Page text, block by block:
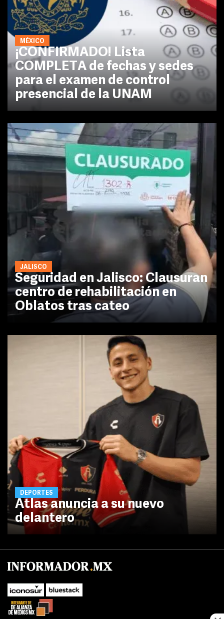
MÉXICO
¡CONFIRMADO! Lista
COMPLETA de fechas y sedes
para el examen de control
presencial de la UNAM
JALISCO
Seguridad en Jalisco: Clausuran
centro de rehabilitación en
Oblatos tras cateo
DEPORTES
Atlas anuncia a su nuevo
delantero